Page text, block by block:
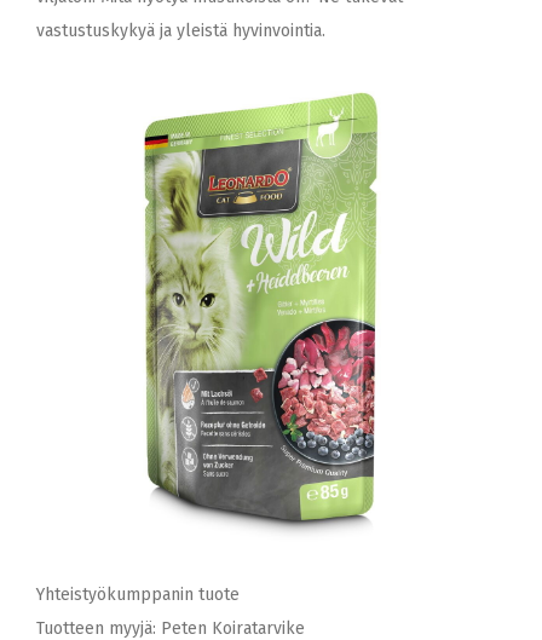
vastustuskykyä ja yleistä hyvinvointia.
Yhteistyökumppanin tuote
Tuotteen myyjä: Peten Koiratarvike